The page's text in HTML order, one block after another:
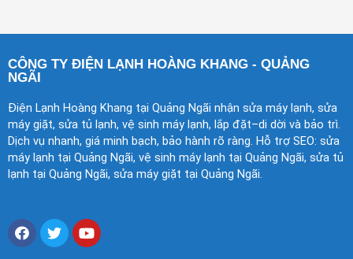
CÔNG TY ĐIỆN LẠNH HOÀNG KHANG - QUẢNG
NGÃI
Điện Lạnh Hoàng Khang tại Quảng Ngãi nhận sửa máy lạnh, sửa
máy giặt, sửa tủ lạnh, vệ sinh máy lạnh, lắp đặt–di dời và bảo trì.
Dịch vụ nhanh, giá minh bạch, bảo hành rõ ràng. Hỗ trợ SEO: sửa
máy lạnh tại Quảng Ngãi, vệ sinh máy lạnh tại Quảng Ngãi, sửa tủ
lạnh tại Quảng Ngãi, sửa máy giặt tại Quảng Ngãi.
F
a
T
w
Y
o